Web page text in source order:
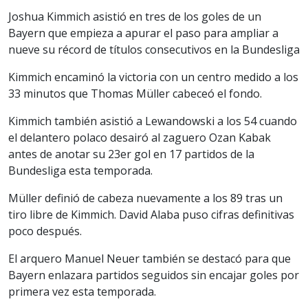
Joshua Kimmich asistió en tres de los goles de un
Bayern que empieza a apurar el paso para ampliar a
nueve su récord de títulos consecutivos en la Bundesliga
Kimmich encaminó la victoria con un centro medido a los
33 minutos que Thomas Müller cabeceó el fondo.
Kimmich también asistió a Lewandowski a los 54 cuando
el delantero polaco desairó al zaguero Ozan Kabak
antes de anotar su 23er gol en 17 partidos de la
Bundesliga esta temporada.
Müller definió de cabeza nuevamente a los 89 tras un
tiro libre de Kimmich. David Alaba puso cifras definitivas
poco después.
El arquero Manuel Neuer también se destacó para que
Bayern enlazara partidos seguidos sin encajar goles por
primera vez esta temporada.